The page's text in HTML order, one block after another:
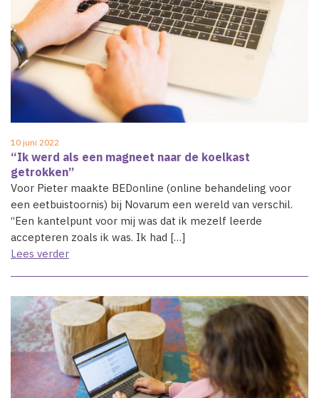
10 juni 2022
“Ik werd als een magneet naar de koelkast
getrokken”
Voor Pieter maakte BEDonline (online behandeling voor
een eetbuistoornis) bij Novarum een wereld van verschil.
“Een kantelpunt voor mij was dat ik mezelf leerde
accepteren zoals ik was. Ik had […]
Lees verder